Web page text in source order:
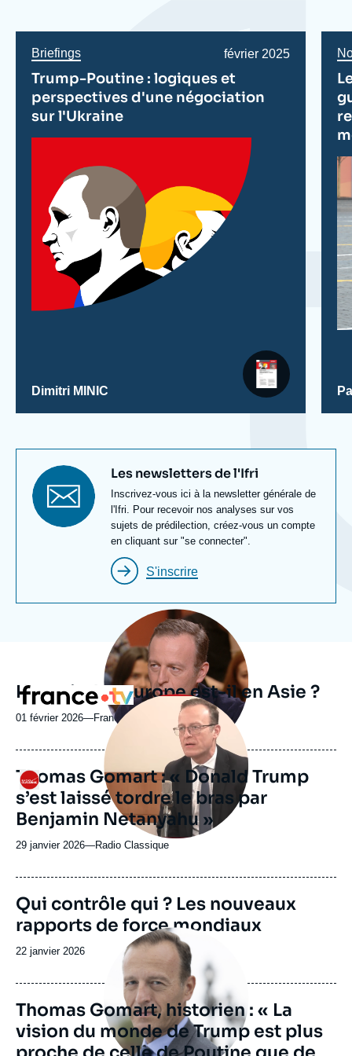
Briefings
Date
publication
février 2025
Trump-Poutine : logiques et
perspectives d'une négociation
sur l'Ukraine
Dimitri MINIC
Titre
newsletter
Les newsletters de l'Ifri
Texte
Newsletter
Inscrivez-vous ici à la newsletter générale de
l'Ifri. Pour recevoir nos analyses sur vos
sujets de prédilection, créez-vous un compte
en cliquant sur "se connecter".
S'inscrire
Logo
principale
médiatique
L'avenir de l’Europe est-il en Asie ?
01 février 2026—Nom
journal,
ou
émission
France TV
Logo
Image
principale
médiatique
Thomas Gomart : « Donald Trump
s’est laissé tordre le bras par
Benjamin Netanyahu »
29 janvier 2026—Nom
journal,
ou
émission
Radio Classique
Image
de
couverture
la
Qui contrôle qui ? Les nouveaux
rapports de force mondiaux
Date
publication
22 janvier 2026
Image
principale
médiatique
Thomas Gomart, historien : « La
vision du monde de Trump est plus